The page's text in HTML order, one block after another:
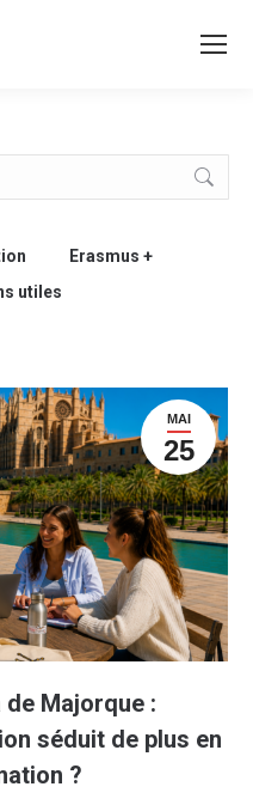
Erasmus +
utiles
MAI
25
de Majorque :
séduit de plus en
?